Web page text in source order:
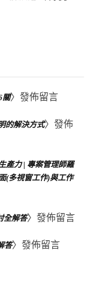
關〉發佈留言
的解決方式〉發佈
產力 | 專案管理師羅
(多視窗工作)與工作
全解答〉發佈留言
答〉發佈留言